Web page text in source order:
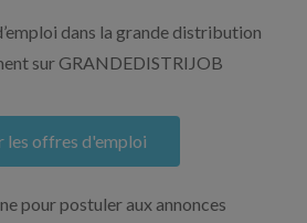
dans la grande distribution
sur GRANDEDISTRIJOB
les offres d'emploi
pour postuler aux annonces